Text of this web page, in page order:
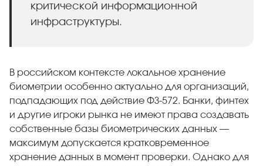
критической информационной
инфраструктуры.
В российском контексте локальное хранение
биометрии особенно актуально для организаций,
подпадающих под действие ФЗ-572. Банки, финтех
и другие игроки рынка не имеют права создавать
собственные базы биометрических данных —
максимум допускается кратковременное
хранение данных в момент проверки. Однако для